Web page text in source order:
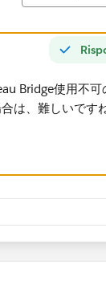
Bridge使用不可
は、難しいです